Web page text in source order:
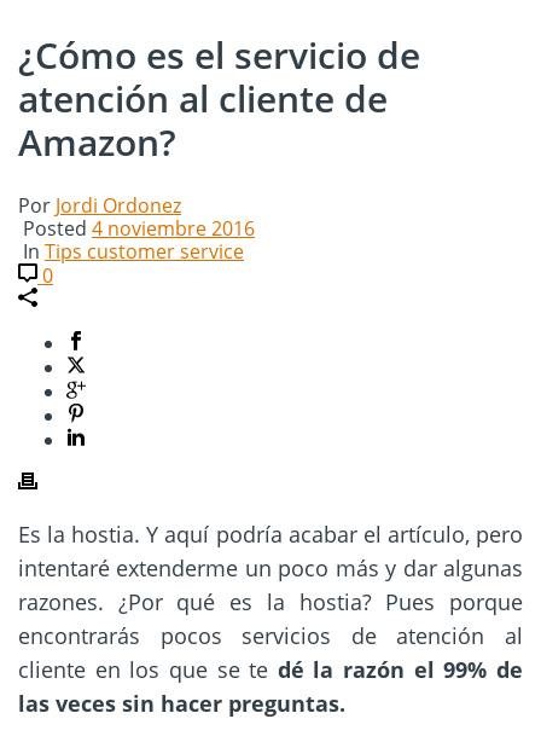
¿Cómo es el servicio de
atención al cliente de
Amazon?
Por Jordi Ordonez
Posted 4 noviembre 2016
In Tips customer service
0
Es la hostia. Y aquí podría acabar el artículo, pero
intentaré extenderme un poco más y dar algunas
razones. ¿Por qué es la hostia? Pues porque
encontrarás pocos servicios de atención al
cliente en los que se te dé la razón el 99% de
las veces sin hacer preguntas.